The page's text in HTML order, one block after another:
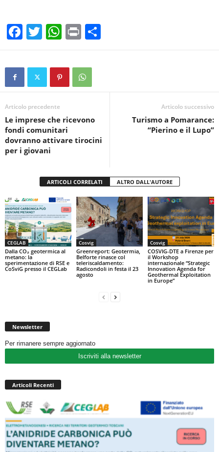
F
a
c
b
o
o
k
T
wi
tt
W
h
at
s
A
p
Pr
in
t
o
vi
Articolo precedente
Le imprese che ricevono
fondi comunitari
dovranno attivare tirocini
per i giovani
Articolo successivo
Turismo a Pomarance:
“Pierino e il Lupo”
ARTICOLI CORRELATI ALTRO DALL'AUTORE
CEGLAB
Dalla CO₂ geotermica al
metano: la
sperimentazione di RSE e
CoSviG presso il CEGLab
Cosvig
Greenreport: Geotermia,
Belforte rinasce col
teleriscaldamento:
Radicondoli in festa il 23
agosto
Cosvig
COSVIG-DTE a Firenze per
il Workshop
internazionale “Strategic
Innovation Agenda for
Geothermal Exploitation
in Europe”
Newsletter
Per rimanere sempre aggiornato
Iscriviti alla newsletter
Articoli Recenti